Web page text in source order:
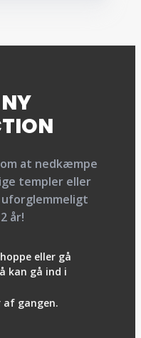
at nedkæmpe
templer eller
år!
eller gå
kan gå ind i
af gangen.